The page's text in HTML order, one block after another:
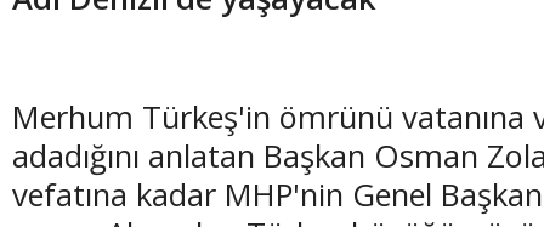
Merhum Türkeş'in ömrünü vatanına
adadığını anlatan Başkan Osman
vefatına kadar MHP'nin Genel